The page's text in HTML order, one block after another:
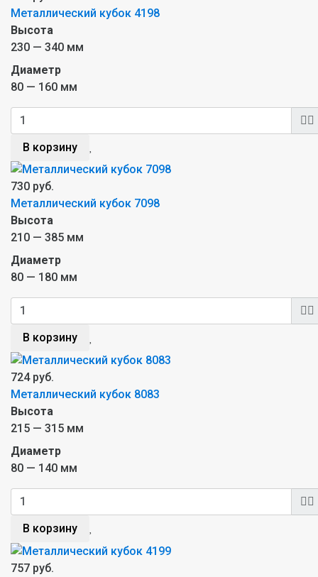
Металлический кубок 4198
Высота
230 — 340 мм
Диаметр
80 — 160 мм
В корзину
730 руб.
Металлический кубок 7098
Высота
210 — 385 мм
Диаметр
80 — 180 мм
В корзину
724 руб.
Металлический кубок 8083
Высота
215 — 315 мм
Диаметр
80 — 140 мм
В корзину
757 руб.